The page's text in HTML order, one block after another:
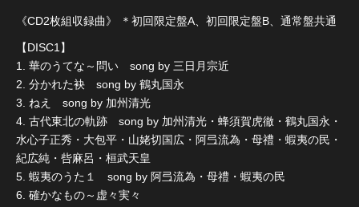
《CD2枚組収録曲》 ＊初回限定盤A、初回限定盤B、通常盤共通
【DISC1】
1. 華のうてな～問い song by 三日月宗近
2. 分かれた袂 song by 鶴丸国永
3. ねえ song by 加州清光
4. 古代東北の軌跡 song by 加州清光・蜂須賀虎徹・鶴丸国永・
水心子正秀・大包平・山姥切国広・阿弖流為・母禮・蝦夷の民・
紀広純・呰麻呂・桓武天皇
5. 蝦夷のうた１ song by 阿弖流為・母禮・蝦夷の民
6. 確かなもの～虚々実々